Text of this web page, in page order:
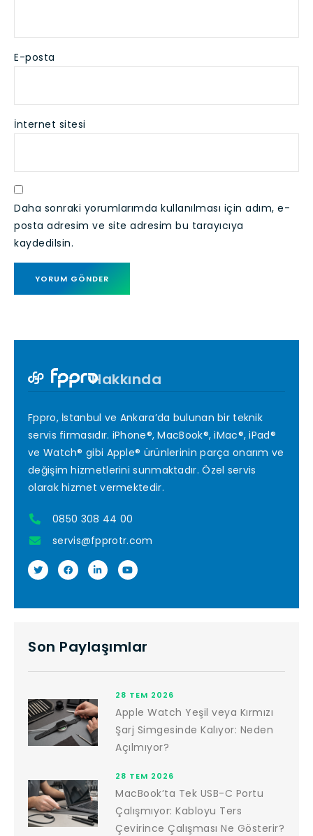
E-posta
İnternet sitesi
Daha sonraki yorumlarımda kullanılması için adım, e-
posta adresim ve site adresim bu tarayıcıya
kaydedilsin.
Hakkında
Fppro, İstanbul ve Ankara’da bulunan bir teknik
servis firmasıdır. iPhone®, MacBook®, iMac®, iPad®
ve Watch® gibi Apple® ürünlerinin parça onarım ve
değişim hizmetlerini sunmaktadır. Özel servis
olarak hizmet vermektedir.
0850 308 44 00
servis@fpprotr.com
Son Paylaşımlar
28 TEM 2026
Apple Watch Yeşil veya Kırmızı
Şarj Simgesinde Kalıyor: Neden
Açılmıyor?
28 TEM 2026
MacBook’ta Tek USB-C Portu
Çalışmıyor: Kabloyu Ters
Çevirince Çalışması Ne Gösterir?